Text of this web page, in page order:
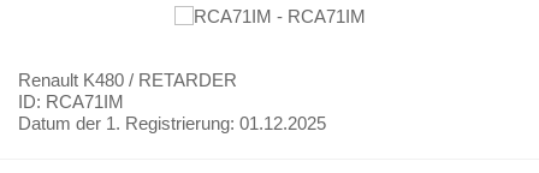
Renault K480 / RETARDER
ID: RCA71IM
Datum der 1. Registrierung: 01.12.2025